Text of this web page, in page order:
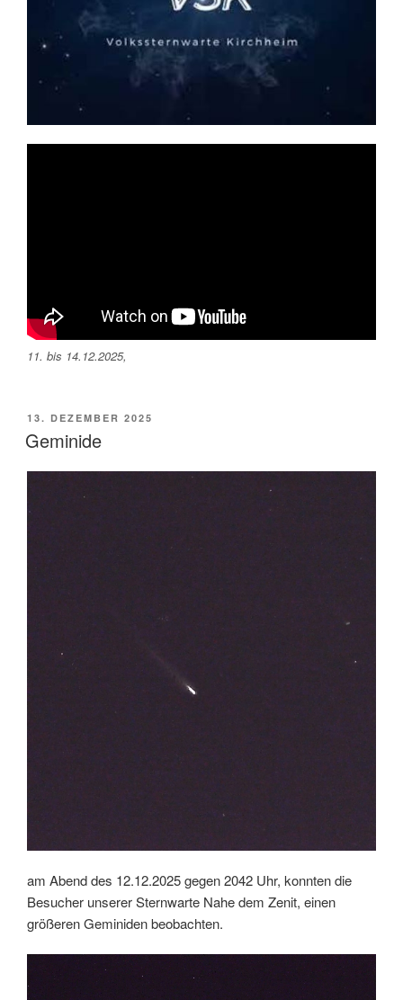
11. bis 14.12.2025,
VERÖFFENTLICHT
AM
13. DEZEMBER 2025
Geminide
am Abend des 12.12.2025 gegen 2042 Uhr, konnten die
Besucher unserer Sternwarte Nahe dem Zenit, einen
größeren Geminiden beobachten.